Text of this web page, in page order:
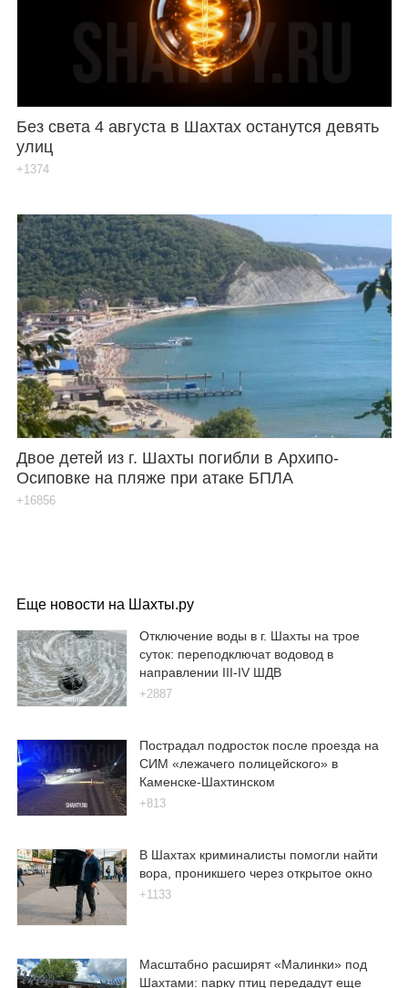
Без света 4 августа в Шахтах останутся девять
улиц
+1374
Двое детей из г. Шахты погибли в Архипо-
Осиповке на пляже при атаке БПЛА
+16856
Еще новости на Шахты.ру
Отключение воды в г. Шахты на трое
суток: переподключат водовод в
направлении III-IV ШДВ
+2887
Пострадал подросток после проезда на
СИМ «лежачего полицейского» в
Каменске-Шахтинском
+813
В Шахтах криминалисты помогли найти
вора, проникшего через открытое окно
+1133
Масштабно расширят «Малинки» под
Шахтами: парку птиц передадут еще